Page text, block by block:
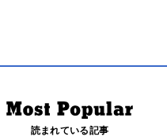
読まれている記事